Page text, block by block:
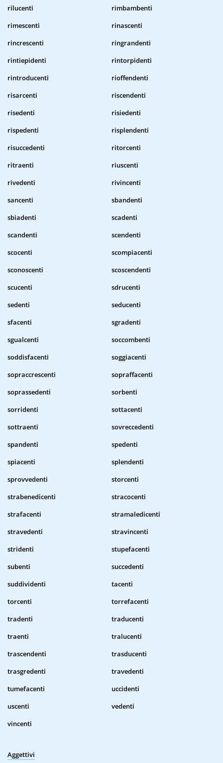
rilucenti
rimbambenti
rimescenti
rinascenti
rincrescenti
ringrandenti
rintiepidenti
rintorpidenti
rintroducenti
rioffendenti
risarcenti
riscendenti
risedenti
risiedenti
rispedenti
risplendenti
risuccedenti
ritorcenti
ritraenti
riuscenti
rivedenti
rivincenti
sancenti
sbandenti
sbiadenti
scadenti
scandenti
scendenti
scocenti
scompiacenti
sconoscenti
scoscendenti
scucenti
sdrucenti
sedenti
seducenti
sfacenti
sgradenti
sgualcenti
soccombenti
soddisfacenti
soggiacenti
sopraccrescenti
sopraffacenti
soprassedenti
sorbenti
sorridenti
sottacenti
sottraenti
sovreccedenti
spandenti
spedenti
spiacenti
splendenti
sprovvedenti
storcenti
strabenedicenti
stracocenti
strafacenti
stramaledicenti
stravedenti
stravincenti
stridenti
stupefacenti
subenti
succedenti
suddividenti
tacenti
torcenti
torrefacenti
tradenti
traducenti
traenti
tralucenti
trascendenti
trasducenti
trasgredenti
travedenti
tumefacenti
uccidenti
uscenti
vedenti
vincenti
Aggettivi